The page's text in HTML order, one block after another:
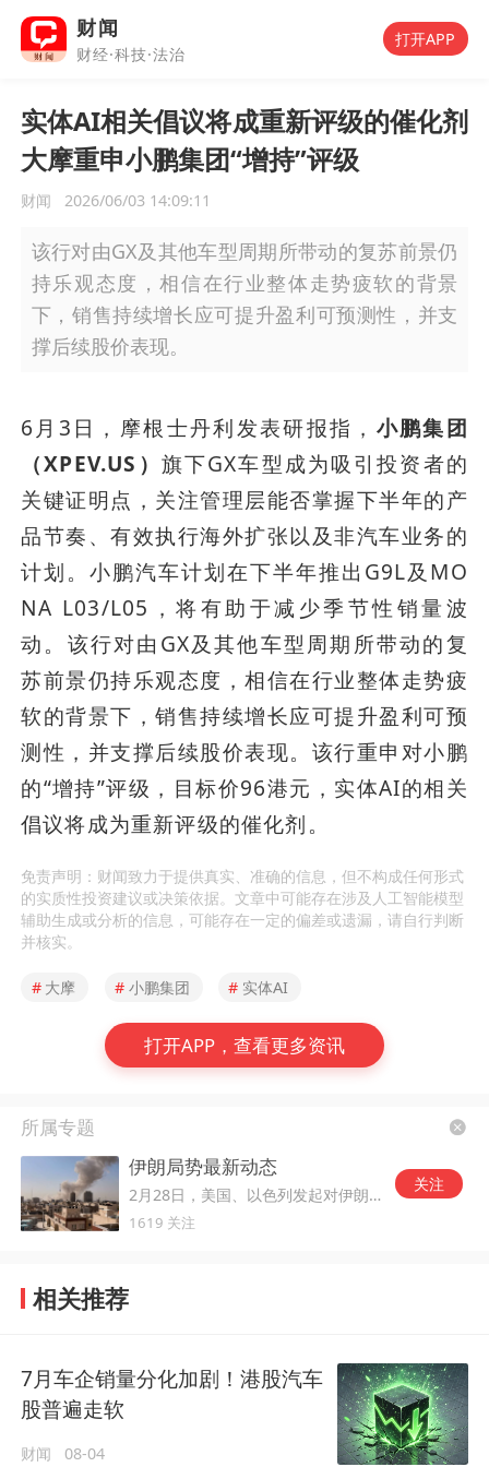
财闻
财经·科技·法治
打开APP
实体AI相关倡议将成重新评级的催化剂
大摩重申小鹏集团“增持”评级
财闻 2026/06/03 14:09:11
该行对由GX及其他车型周期所带动的复苏前景仍
持乐观态度，相信在行业整体走势疲软的背景
下，销售持续增长应可提升盈利可预测性，并支
撑后续股价表现。
6月3日，摩根士丹利发表研报指， 小鹏集团
（XPEV.US） 旗下GX车型成为吸引投资者的
关键证明点，关注管理层能否掌握下半年的产
品节奏、有效执行海外扩张以及非汽车业务的
计划。小鹏汽车计划在下半年推出G9L及MO
NA L03/L05，将有助于减少季节性销量波
动。该行对由GX及其他车型周期所带动的复
苏前景仍持乐观态度，相信在行业整体走势疲
软的背景下，销售持续增长应可提升盈利可预
测性，并支撑后续股价表现。该行重申对小鹏
的“增持”评级，目标价96港元，实体AI的相关
倡议将成为重新评级的催化剂。
免责声明：财闻致力于提供真实、准确的信息，但不构成任何形式
的实质性投资建议或决策依据。文章中可能存在涉及人工智能模型
辅助生成或分析的信息，可能存在一定的偏差或遗漏，请自行判断
并核实。
# 大摩 # 小鹏集团 # 实体AI
打开APP，查看更多资讯
所属专题
伊朗局势最新动态
2月28日，美国、以色列发起对伊朗的军事打击。
1619 关注
关注
相关推荐
7月车企销量分化加剧！港股汽车
股普遍走软
财闻 08-04